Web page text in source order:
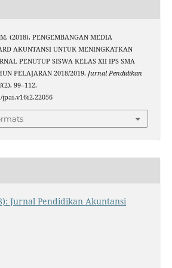
(2018). PENGEMBANGAN MEDIA
AKUNTANSI UNTUK MENINGKATKAN
PENUTUP SISWA KELAS XII IPS SMA
PELAJARAN 2018/2019. Jurnal Pendidikan
(2), 99–112.
jpai.v16i2.22056
Jurnal Pendidikan Akuntansi